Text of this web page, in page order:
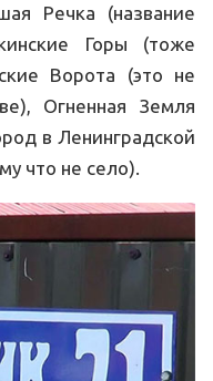
Речка (название
Горы (тоже
Ворота (это не
Огненная Земля
в Ленинградской
что не село).